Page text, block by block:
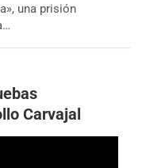
una prisión
Carvajal